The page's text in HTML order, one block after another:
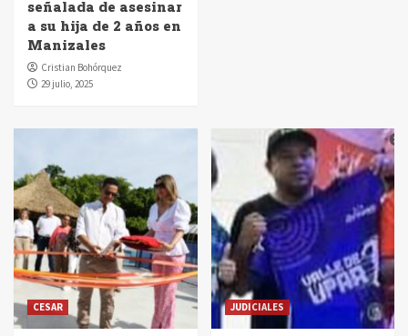
señalada de asesinar
a su hija de 2 años en
Manizales
Cristian Bohórquez
29 julio, 2025
CESAR JUDICIALES